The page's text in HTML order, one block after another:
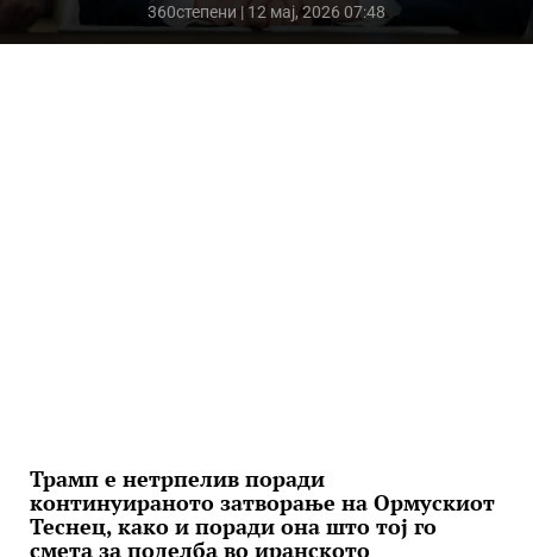
360степени | 12 мај, 2026 07:48
Трамп е нетрпелив поради
континуираното затворање на Ормускиот
Теснец, како и поради она што тој го
смета за поделба во иранското